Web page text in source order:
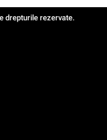
drepturile rezervate.